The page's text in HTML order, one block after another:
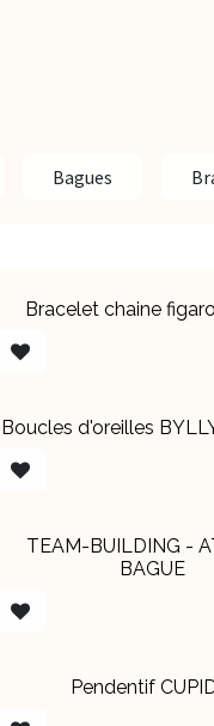
Bagues
Bracelet chaine
Boucles d'oreilles
TEAM-BUILDING -
BAGUE
EN BOUTIQUE
Pendentif